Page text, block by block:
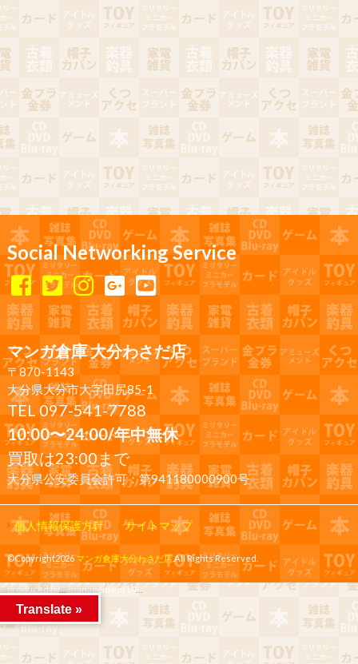
Social Networking Service
マンガ倉庫 大分わさだ店
〒870-1143
大分県大分市大字田尻85-1
TEL 097-541-7788
10:00〜24:00/年中無休
買取は23:00まで
大分県公安委員会許可：第941180000900号
個人情報保護方針 サイトマップ
©Copyright2026マンガ倉庫大分わさだ店.All Rights Reserved.
produced by...management by...
Translate »